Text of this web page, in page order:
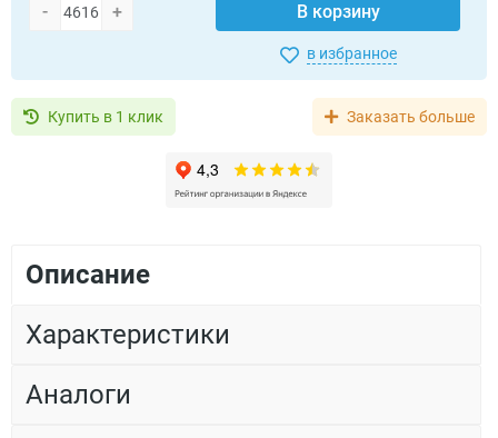
- + В корзину
в избранное
Купить в 1 клик Заказать больше
Описание
Характеристики
Аналоги